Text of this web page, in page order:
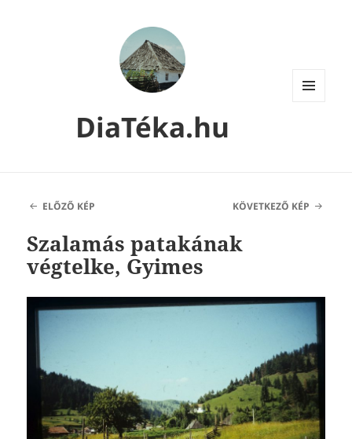
DiaTéka.hu
ELŐZŐ KÉP KÖVETKEZŐ KÉP
Szalamás patakának
végtelke, Gyimes